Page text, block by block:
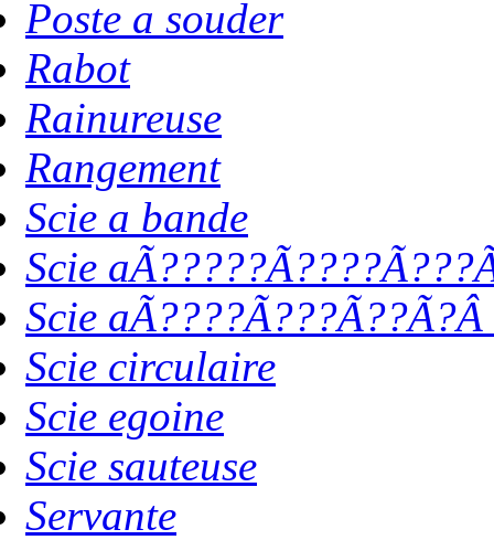
Poste a souder
Rabot
Rainureuse
Rangement
Scie a bande
Scie
Scie
Scie circulaire
Scie egoine
Scie sauteuse
Servante